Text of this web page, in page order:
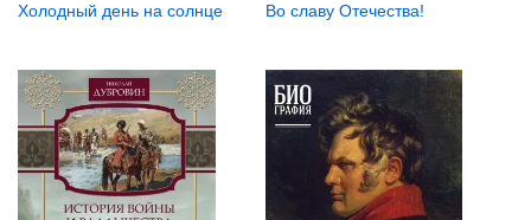
Холодный день на солнце Во славу Отечества!